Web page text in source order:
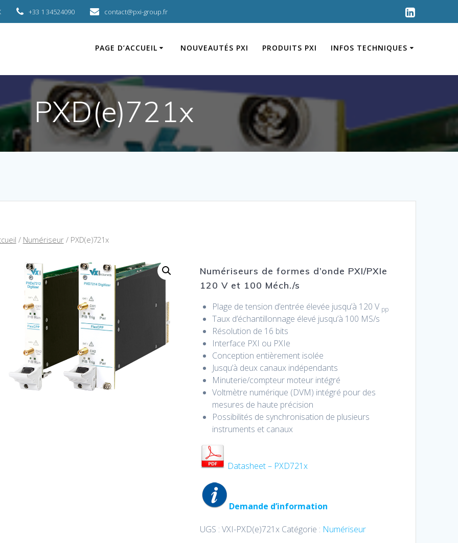
+33 1 34524090 contact@pxi-group.fr
PAGE D’ACCUEIL NOUVEAUTÉS PXI PRODUITS PXI INFOS TECHNIQUES
PXD(e)721x
/ Numériseur/ PXD(e)721x
Numériseurs de formes d’onde PXI/PXIe
120 V et 100 Méch./s
Plage de tension d’entrée élevée jusqu’à 120 V pp
Taux d’échantillonnage élevé jusqu’à 100 MS/s
Résolution de 16 bits
Interface PXI ou PXIe
Conception entièrement isolée
Jusqu’à deux canaux indépendants
Minuterie/compteur moteur intégré
Voltmètre numérique (DVM) intégré pour des
mesures de haute précision
Possibilités de synchronisation de plusieurs
instruments et canaux
Datasheet – PXD721x
Demande d’information
UGS : VXI-PXD(e)721x Catégorie : Numériseur